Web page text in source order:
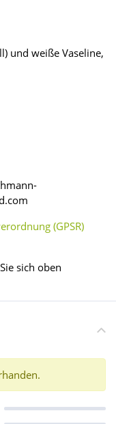
und weiße Vaseline,
(GPSR)
sich oben